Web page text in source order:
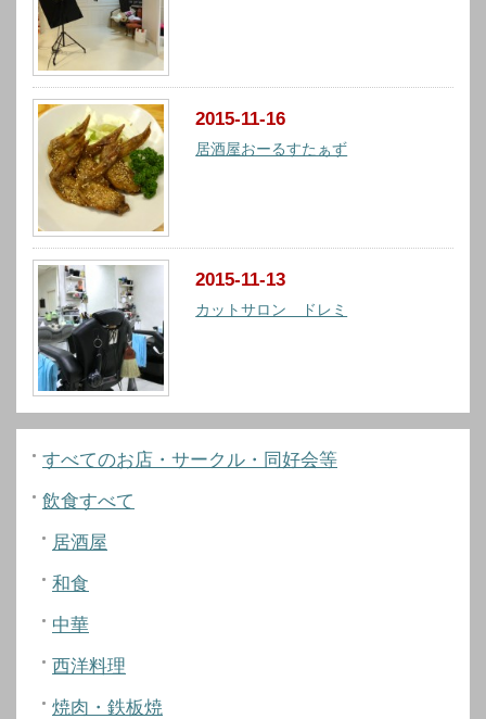
2015-11-16
居酒屋おーるすたぁず
2015-11-13
カットサロン ドレミ
すべてのお店・サークル・同好会等
飲食すべて
居酒屋
和食
中華
西洋料理
焼肉・鉄板焼